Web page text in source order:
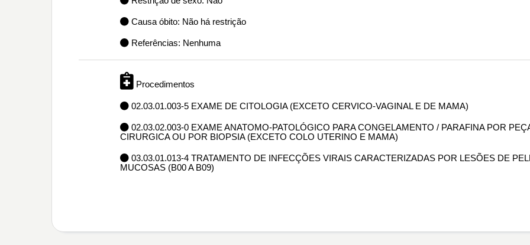
Causa óbito: Não há restrição
Referências: Nenhuma
Procedimentos
02.03.01.003-5 EXAME DE CITOLOGIA (EXCETO CERVICO-VAGINAL E DE MAMA)
02.03.02.003-0 EXAME ANATOMO-PATOLÓGICO PARA CONGELAMENTO / PARAFINA POR
CIRURGICA OU POR BIOPSIA (EXCETO COLO UTERINO E MAMA)
03.03.01.013-4 TRATAMENTO DE INFECÇÕES VIRAIS CARACTERIZADAS POR LESÕES DE
MUCOSAS (B00 A B09)